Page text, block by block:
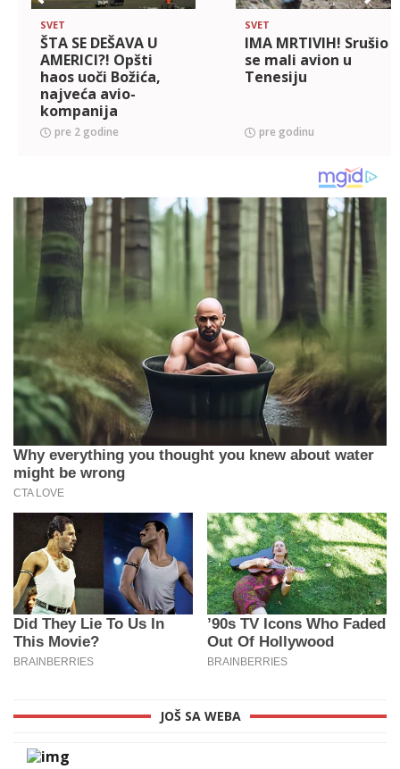
SVET
ŠTA SE DEŠAVA U
AMERICI?! Opšti
haos uoči Božića,
najveća avio-
kompanija
prizemljila sve
avione - Putnici
pre 2 godine
SVET
IMA MRTIVIH! Srušio
se mali avion u
Tenesiju
pre godinu
JOŠ SA WEBA